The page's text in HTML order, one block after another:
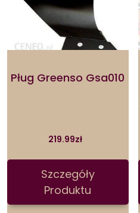
Pług Greenso Gsa010
219.99zł
Szczegóły
Produktu